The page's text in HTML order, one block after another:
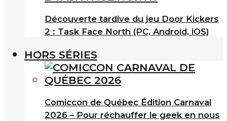
Découverte tardive du jeu Door Kickers
2 : Task Face North (PC, Android, iOS)
HORS SÉRIES
Comiccon de Québec Édition Carnaval
2026 – Pour réchauffer le geek en nous